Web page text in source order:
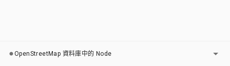
OpenStreetMap 資料庫中的 Node 圖層